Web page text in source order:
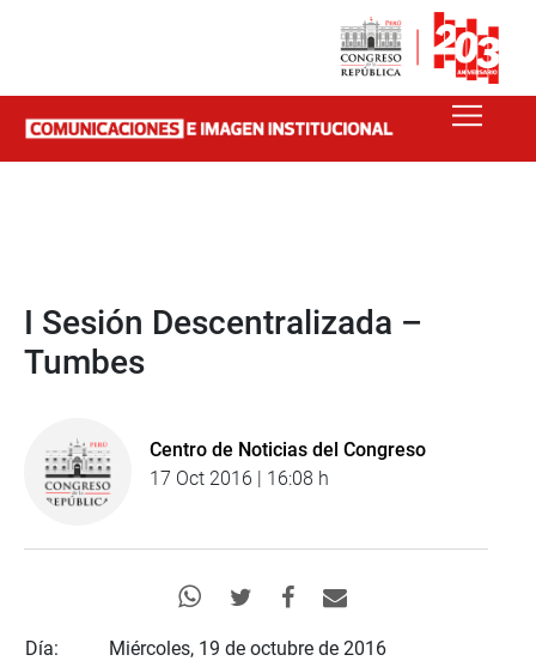
I Sesión Descentralizada –
Tumbes
Centro de Noticias del Congreso
17 Oct 2016 | 16:08 h
Día:
Miércoles, 19 de octubre de 2016